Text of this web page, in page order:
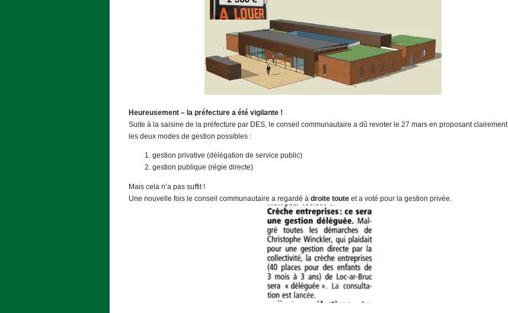
Heureusement – la préfecture a été vigilante !
Suite à la saisine de la préfecture par DES, le conseil communautaire a dû revoter le 27 mars en proposant clairement
les deux modes de gestion possibles :
gestion privative (délégation de service public)
gestion publique (régie directe)
Mais cela n’a pas suffit !
Une nouvelle fois le conseil communautaire a regardé à droite toute et a voté pour la gestion privée.